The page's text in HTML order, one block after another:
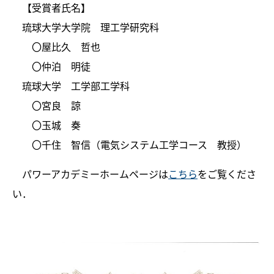
【受賞者氏名】
琉球大学大学院 理工学研究科
〇屋比久 哲也
〇仲泊 明徒
琉球大学 工学部工学科
〇宮良 諒
〇玉城 奏
〇千住 智信（電気システム工学コース 教授）
パワーアカデミーホームページはこちらをご覧くださ
い．